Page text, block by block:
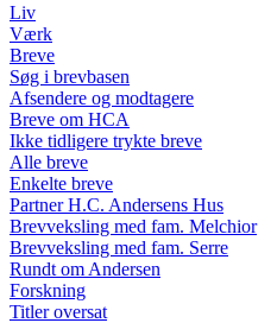
Liv
Værk
Breve
Søg i brevbasen
Afsendere og modtagere
Breve om HCA
Ikke tidligere trykte breve
Alle breve
Enkelte breve
Partner H.C. Andersens Hus
Brevveksling med fam. Melchior
Brevveksling med fam. Serre
Rundt om Andersen
Forskning
Titler oversat